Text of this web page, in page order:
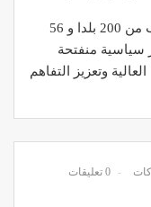
ويعمل روتاري الدولي، الذي يضم ما يقرب من 200 بلدا و 56
سياسية منفتحة
وتعزيز التفاهم
0 تعليقات